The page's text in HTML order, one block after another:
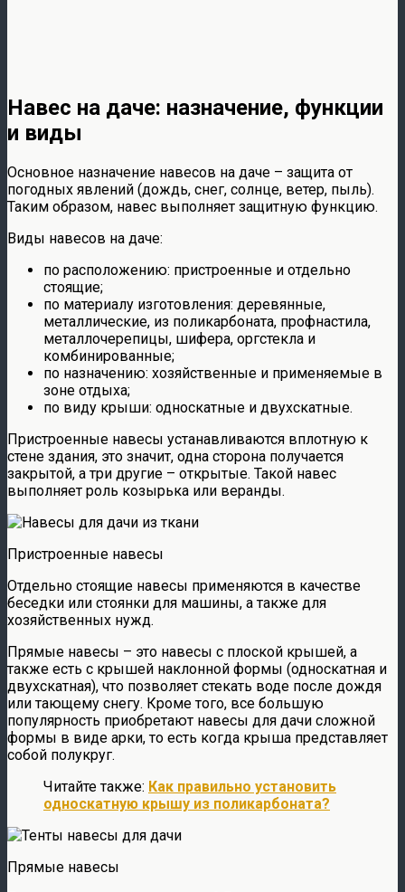
Навес на даче: назначение, функции
и виды
Основное назначение навесов на даче – защита от
погодных явлений (дождь, снег, солнце, ветер, пыль).
Таким образом, навес выполняет защитную функцию.
Виды навесов на даче:
по расположению: пристроенные и отдельно
стоящие;
по материалу изготовления: деревянные,
металлические, из поликарбоната, профнастила,
металлочерепицы, шифера, оргстекла и
комбинированные;
по назначению: хозяйственные и применяемые в
зоне отдыха;
по виду крыши: односкатные и двухскатные.
Пристроенные навесы устанавливаются вплотную к
стене здания, это значит, одна сторона получается
закрытой, а три другие – открытые. Такой навес
выполняет роль козырька или веранды.
Пристроенные навесы
Отдельно стоящие навесы применяются в качестве
беседки или стоянки для машины, а также для
хозяйственных нужд.
Прямые навесы – это навесы с плоской крышей, а
также есть с крышей наклонной формы (односкатная и
двухскатная), что позволяет стекать воде после дождя
или тающему снегу. Кроме того, все большую
популярность приобретают навесы для дачи сложной
формы в виде арки, то есть когда крыша представляет
собой полукруг.
Читайте также: Как правильно установить
односкатную крышу из поликарбоната?
Прямые навесы